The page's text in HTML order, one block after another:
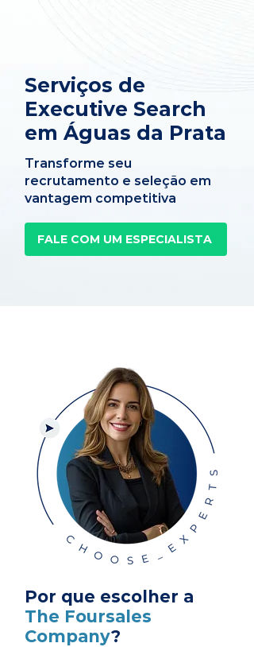
Serviços de
Executive Search
em Águas da Prata
Transforme seu
recrutamento e seleção em
vantagem competitiva
FALE COM UM ESPECIALISTA
Por que escolher a
The Foursales
Company?